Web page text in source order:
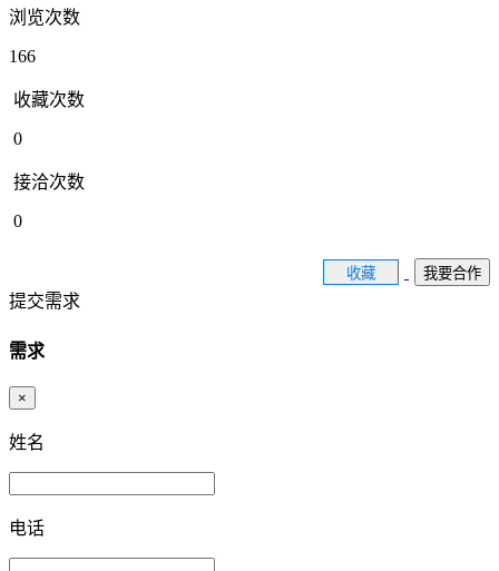
浏览次数
166
收藏次数
0
接洽次数
0
收藏 我要合作
提交需求
需求
×
姓名
电话